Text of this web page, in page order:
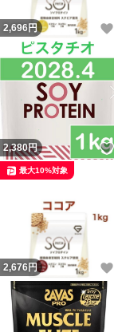
2,696 円
2,380円
2,676円
最大10%対象